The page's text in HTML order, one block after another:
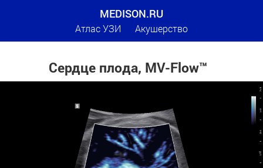
MEDISON.RU
Атлас УЗИ Акушерство
Сердце плода, MV-Flow™